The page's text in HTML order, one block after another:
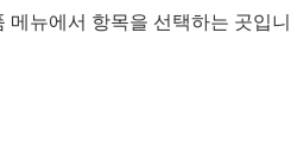
메뉴에서 항목을 선택하는 곳입니